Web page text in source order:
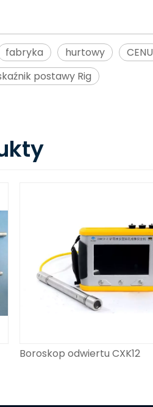
fabryka hurtowy CENU
postawy Rig
Boroskop odwiertu CXK12